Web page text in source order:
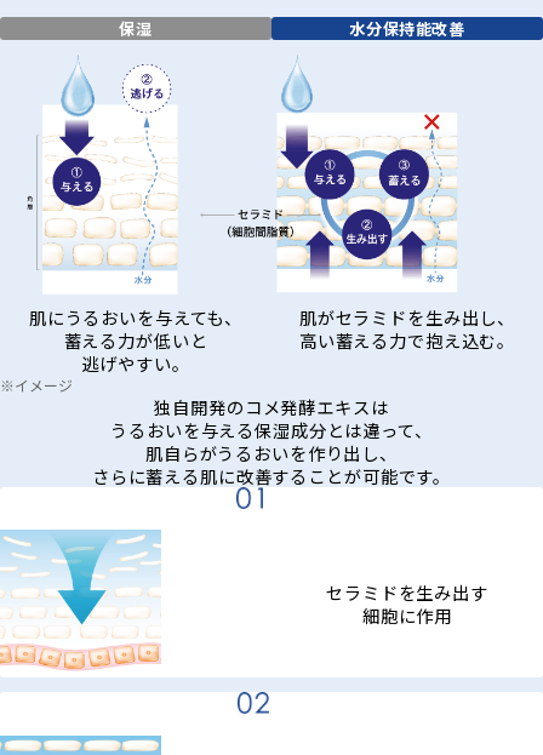
保湿
肌にうるおいを与えても、
蓄える力が低いと
逃げやすい。
水分保持能改善
肌がセラミドを生み出し、
高い蓄える力で抱え込む。
※イメージ
独自開発のコメ発酵エキスは
うるおいを与える保湿成分とは違って、
肌自らがうるおいを作り出し、
さらに蓄える肌に改善することが可能です。
セラミドを生み出す
細胞に作用